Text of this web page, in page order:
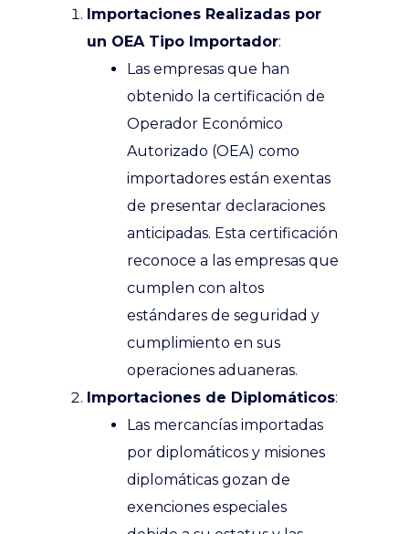
Importaciones Realizadas por
un OEA Tipo Importador:
Las empresas que han
obtenido la certificación de
Operador Económico
Autorizado (OEA) como
importadores están exentas
de presentar declaraciones
anticipadas. Esta certificación
reconoce a las empresas que
cumplen con altos
estándares de seguridad y
cumplimiento en sus
operaciones aduaneras.
Importaciones de Diplomáticos:
Las mercancías importadas
por diplomáticos y misiones
diplomáticas gozan de
exenciones especiales